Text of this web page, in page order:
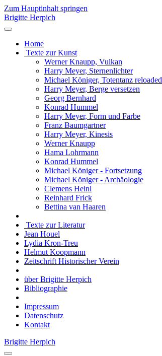
Zum Hauptinhalt springen
Brigitte Herpich
Home
Texte zur Kunst
Werner Knaupp, Vulkan
Harry Meyer, Sternenlichter
Michael Königer, Totentanz reloaded
Harry Meyer, Berge versetzen
Georg Bernhard
Konrad Hummel
Harry Meyer, Form und Farbe
Franz Baumgartner
Harry Meyer, Kinesis
Werner Knaupp
Hama Lohrmann
Konrad Hummel
Michael Königer - Fortsetzung
Michael Königer - Archäologie
Clemens Heinl
Reinhard Frick
Bettina van Haaren
Texte zur Literatur
Jean Houel
Lydia Kron-Treu
Helmut Koopmann
Zeitschrift Historischer Verein
über Brigitte Herpich
Bibliographie
Impressum
Datenschutz
Kontakt
Brigitte Herpich